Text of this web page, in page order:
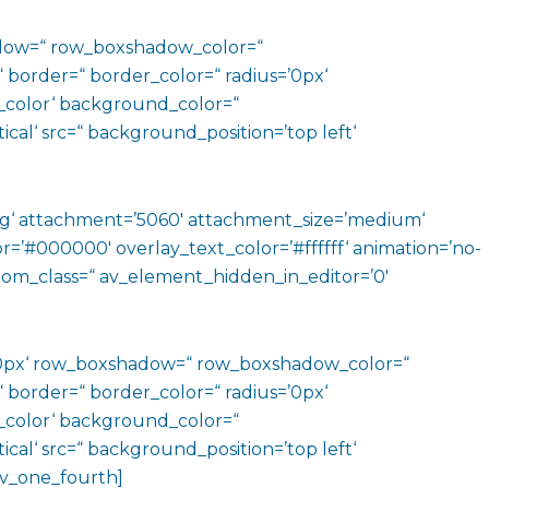
row_boxshadow_color=“
border_color=“ radius=’0px‘
background_color=“
src=“ background_position=’top left‘
attachment_size=’medium‘
overlay_text_color=’#ffffff‘ animation=’no-
av_element_hidden_in_editor=’0′
row_boxshadow=“ row_boxshadow_color=“
border_color=“ radius=’0px‘
background_color=“
src=“ background_position=’top left‘